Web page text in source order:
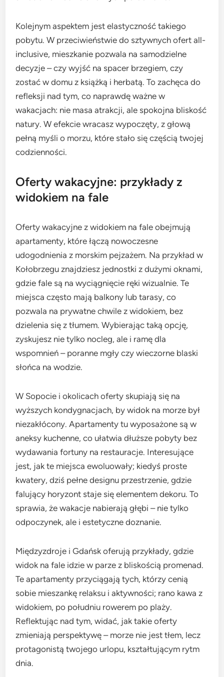
Kolejnym aspektem jest elastyczność takiego
pobytu. W przeciwieństwie do sztywnych ofert all-
inclusive, mieszkanie pozwala na samodzielne
decyzje – czy wyjść na spacer brzegiem, czy
zostać w domu z książką i herbatą. To zachęca do
refleksji nad tym, co naprawdę ważne w
wakacjach: nie masa atrakcji, ale spokojna bliskość
natury. W efekcie wracasz wypoczęty, z głową
pełną myśli o morzu, które stało się częścią twojej
codzienności.
Oferty wakacyjne: przykłady z
widokiem na fale
Oferty wakacyjne z widokiem na fale obejmują
apartamenty, które łączą nowoczesne
udogodnienia z morskim pejzażem. Na przykład w
Kołobrzegu znajdziesz jednostki z dużymi oknami,
gdzie fale są na wyciągnięcie ręki wizualnie. Te
miejsca często mają balkony lub tarasy, co
pozwala na prywatne chwile z widokiem, bez
dzielenia się z tłumem. Wybierając taką opcję,
zyskujesz nie tylko nocleg, ale i ramę dla
wspomnień – poranne mgły czy wieczorne blaski
słońca na wodzie.
W Sopocie i okolicach oferty skupiają się na
wyższych kondygnacjach, by widok na morze był
niezakłócony. Apartamenty tu wyposażone są w
aneksy kuchenne, co ułatwia dłuższe pobyty bez
wydawania fortuny na restauracje. Interesujące
jest, jak te miejsca ewoluowały; kiedyś proste
kwatery, dziś pełne designu przestrzenie, gdzie
falujący horyzont staje się elementem dekoru. To
sprawia, że wakacje nabierają głębi – nie tylko
odpoczynek, ale i estetyczne doznanie.
Międzyzdroje i Gdańsk oferują przykłady, gdzie
widok na fale idzie w parze z bliskością promenad.
Te apartamenty przyciągają tych, którzy cenią
sobie mieszankę relaksu i aktywności; rano kawa z
widokiem, po południu rowerem po plaży.
Reflektując nad tym, widać, jak takie oferty
zmieniają perspektywę – morze nie jest tłem, lecz
protagonistą twojego urlopu, kształtującym rytm
dnia.